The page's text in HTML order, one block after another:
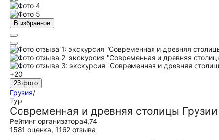
В избранное
+20
23 фото
Грузия/
Тур
Современная и древняя столицы
Рейтинг организатора4,74
1581 оценка, 1162 отзыва